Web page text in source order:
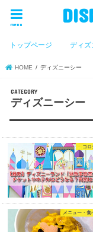
menu
トップページ ディズ
HOME ディズニーシー
ディズニーシー
コロ
メニュー・食